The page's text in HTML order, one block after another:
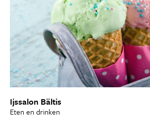
Ijssalon Bältis
Eten en drinken